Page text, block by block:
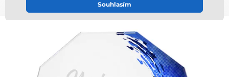
Souhlasím